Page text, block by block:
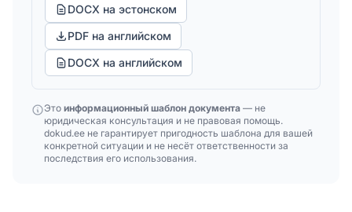
DOCX на эстонском
PDF на английском
DOCX на английском
Это информационный шаблон документа — не
юридическая консультация и не правовая помощь.
dokud.ee не гарантирует пригодность шаблона для вашей
конкретной ситуации и не несёт ответственности за
последствия его использования.